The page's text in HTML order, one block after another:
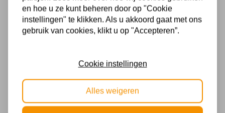
schoonheid die deze lamp te bieden heeft.
Specificaties
Zwart
en hoe u ze kunt beheren door op "Cookie
instellingen" te klikken. Als u akkoord gaat met ons
gebruik van cookies, klikt u op "Accepteren”.
Cookie instellingen
Alles weigeren